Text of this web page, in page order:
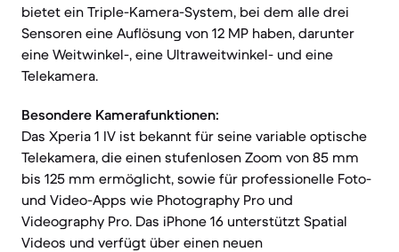
bietet ein Triple-Kamera-System, bei dem alle drei
Sensoren eine Auflösung von 12 MP haben, darunter
eine Weitwinkel-, eine Ultraweitwinkel- und eine
Telekamera.
Besondere Kamerafunktionen:
Das Xperia 1 IV ist bekannt für seine variable optische
Telekamera, die einen stufenlosen Zoom von 85 mm
bis 125 mm ermöglicht, sowie für professionelle Foto-
und Video-Apps wie Photography Pro und
Videography Pro. Das iPhone 16 unterstützt Spatial
Videos und verfügt über einen neuen